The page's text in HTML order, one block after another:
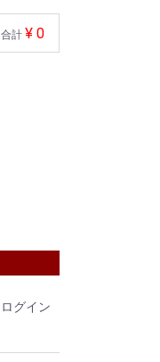
合計 ¥ 0
ログイン